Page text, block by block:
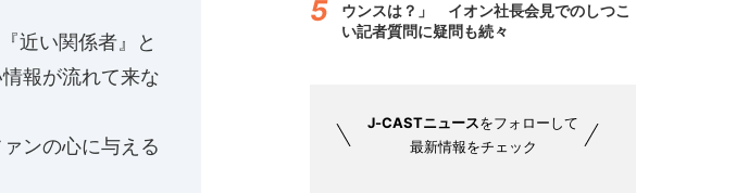
近い関係者』と
報が流れて来な
ンの心に与える
ウンスは？」 イオン社長会見でのしつこ
い記者質問に疑問も続々
J-CASTニュースをフォローして
最新情報をチェック